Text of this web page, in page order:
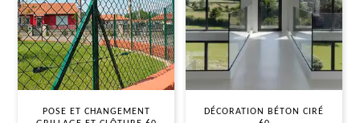
POSE ET CHANGEMENT
DÉCORATION BÉTON CIRÉ